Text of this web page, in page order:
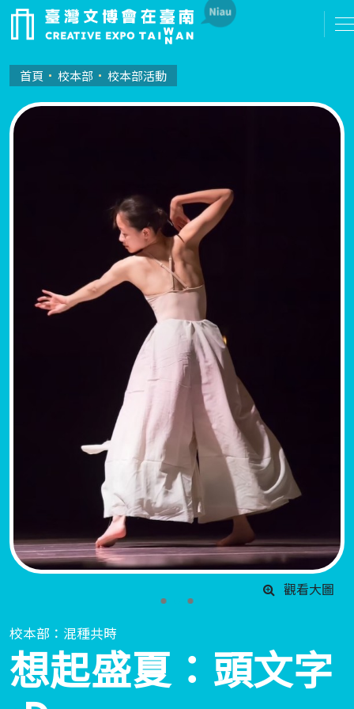
首頁 校本部 校本部活動
觀看大圖
校本部：混種共時
想起盛夏：頭文字